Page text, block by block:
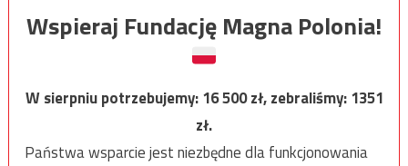
Wspieraj Fundację Magna Polonia!
W sierpniu potrzebujemy:16 500zł, zebraliśmy:1351
zł.
Państwa wsparcie jest niezbędne dla funkcjonowania